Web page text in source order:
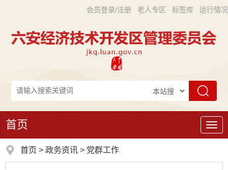
会员登录/注册 老人专区 标签库 运行情况
导
航
首页
首页 > 政务资讯 > 党群工作